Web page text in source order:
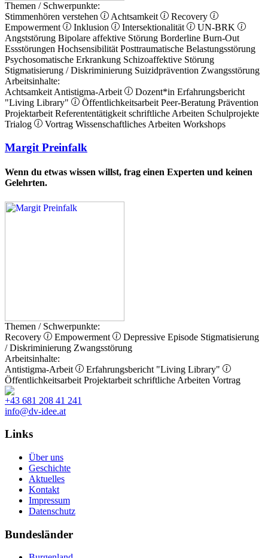
Themen / Schwerpunkte:
Stimmenhören verstehen
Achtsamkeit
Recovery
Empowerment
Inklusion Intersektionalität
UN-BRK
Angststörung Bipolare affektive Störung Borderline Burn-Out
Essstörungen Hochsensibilität Posttraumatische Belastungsstörung
Psychosomatische Erkrankung Schizoaffektive Störung
Stigmatisierung / Diskriminierung Suizidprävention Zwangsstörung
Arbeitsinhalte:
Achtsamkeit Antistigma-Arbeit Dozent*in Erfahrungsbericht
"Living Library"
Öffentlichkeitsarbeit Peer-Beratung Prävention
Projektarbeit Referententätigkeit schriftliche Arbeiten Schulprojekte
Trialog
Vortrag Wissenschaftliches Arbeiten Workshops
Margit Preinfalk
Wenn du etwas wissen willst, frag einen Experten und keinen
Gelehrten.
Themen / Schwerpunkte:
Recovery
Empowerment Depressive Episode Stigmatisierung
/ Diskriminierung Zwangsstörung
Arbeitsinhalte:
Antistigma-Arbeit
Erfahrungsbericht "Living Library"
Öffentlichkeitsarbeit Projektarbeit schriftliche Arbeiten Vortrag
+43 681 208 41 241
info@dv-idee.at
Links
Über uns
Geschichte
Aktuelles
Kontakt
Impressum
Datenschutz
Bundesländer